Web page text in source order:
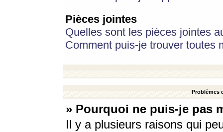
Pièces jointes
Quelles sont les pièces jointes
Comment puis-je trouver toutes
Problèmes
» Pourquoi ne puis-je pas
Il y a plusieurs raisons qui